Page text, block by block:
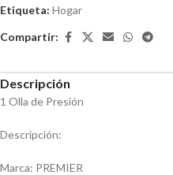
Etiqueta: Hogar
Compartir:
Descripción
1 Olla de Presión
Descripción:
Marca: PREMIER